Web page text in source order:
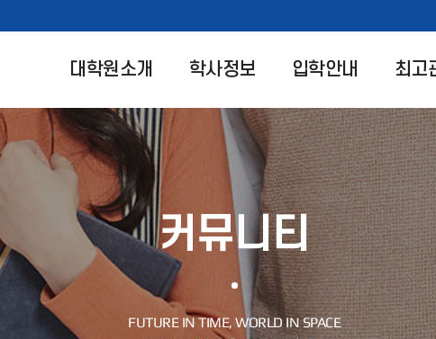
대학원소개 학사정보 입학안내 최고
커뮤니티